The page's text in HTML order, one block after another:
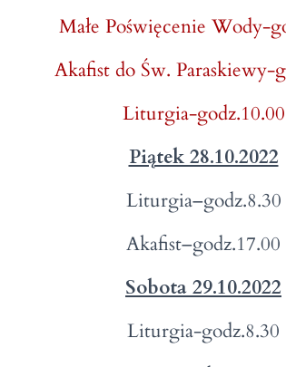
Małe Poświęcenie Wody-
Akafist do Św. Paraskiewy-
Liturgia-godz.10.00
Piątek 28.10.2022
Liturgia–godz.8.30
Akafist–godz.17.00
Sobota 29.10.2022
Liturgia-godz.8.30